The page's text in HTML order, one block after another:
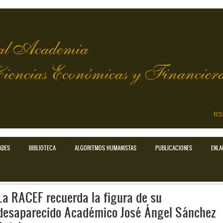
Academia
Económicas y
BIBLIOTECA ALGORITMOS HUMANISTAS PUBLICACIONES
RACEF recuerda la figura de su
Académico José Ángel Sánchez